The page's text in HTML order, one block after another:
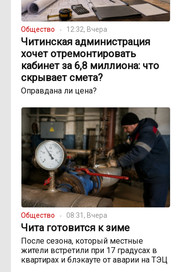
Общество 12:32, Вчера
Читинская администрация
хочет отремонтировать
кабинет за 6,8 миллиона: что
скрывает смета?
Оправдана ли цена?
Общество 08:31, Вчера
Чита готовится к зиме
После сезона, который местные
жители встретили при 17 градусах в
квартирах и блэкауте от аварии на ТЭЦ